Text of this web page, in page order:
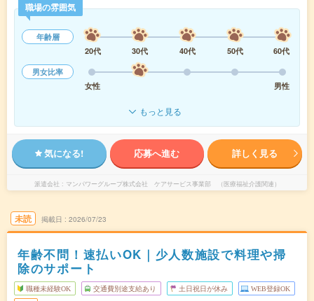
職場の雰囲気
年齢層
20代
30代 40代 50代
60代
男女比率
女性
男性
もっと見る
気になる! 応募へ進む 詳しく見る
派遣会社 マンパワーグループ株式会社 ケアサービス事業部 （医療福祉介護関連）
未読 掲載日 2026/07/23
年齢不問！速払いOK｜少人数施設で料理や掃
除のサポート
職種未経験OK 交通費別途支給あり 土日祝日が休み WEB登録OK